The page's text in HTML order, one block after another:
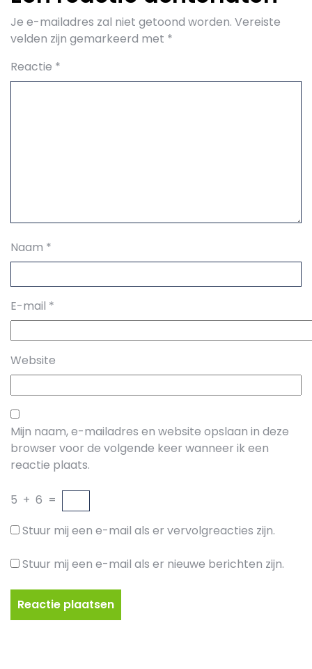
Je e-mailadres zal niet getoond worden. Vereiste
velden zijn gemarkeerd met *
Reactie *
Naam *
E-mail *
Website
Mijn naam, e-mailadres en website opslaan in deze
browser voor de volgende keer wanneer ik een
reactie plaats.
5 + 6 =
Stuur mij een e-mail als er vervolgreacties zijn.
Stuur mij een e-mail als er nieuwe berichten zijn.